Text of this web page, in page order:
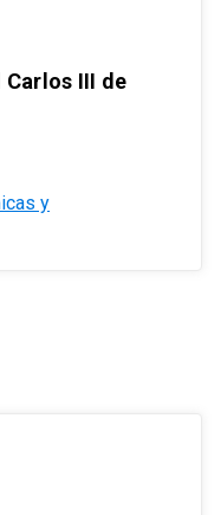
III de
y